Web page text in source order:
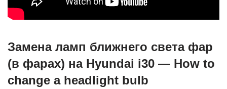
Замена ламп ближнего света фар
(в фарах) на Hyundai i30 — How to
change a headlight bulb